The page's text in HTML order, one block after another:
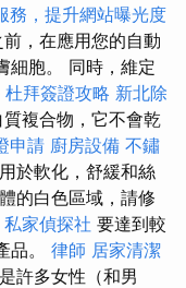
務，提升網站曝光度
，在應用您的自動
細胞。 同時，維定
杜拜簽證攻略 新北除
複合物，它不會乾
申請 廚房設備 不鏽
於軟化，舒緩和絲
的白色區域，請修
私家偵探社 要達到較
品。 律師 居家清潔
許多女性（和男